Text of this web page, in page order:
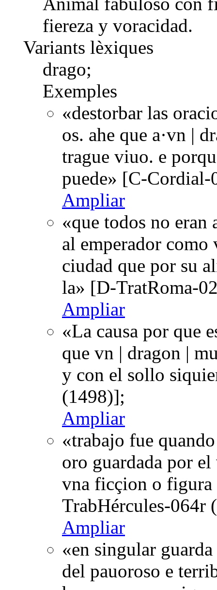
fiereza y voracidad.
Variants lèxiques
drago;
Exemples
«destorbar las
os. ahe que a·vn |
trague viuo. e
puede» [C-
Ampliar
«que todos no
al emperador como
ciudad que por su
la» [D-TratRoma-
Ampliar
«La causa por que
que vn | dragon |
y con el sollo
(1498)];
Ampliar
«trabajo fue
oro guardada por
vna ficçion o figura
TrabHércules-064r
Ampliar
«en singular
del pauoroso e